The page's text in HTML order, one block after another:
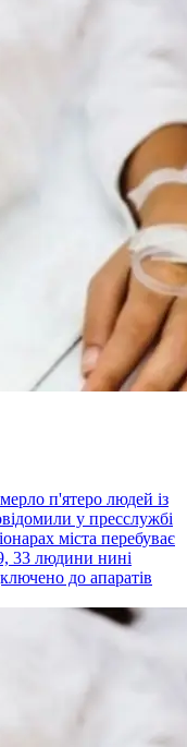
п'ятеро людей із
у пресслужбі
міста перебуває
33 людини нині
до апаратів